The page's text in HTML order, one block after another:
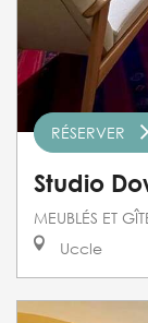
RÉSERVER
Studio
MEUBLÉS ET
Uccle